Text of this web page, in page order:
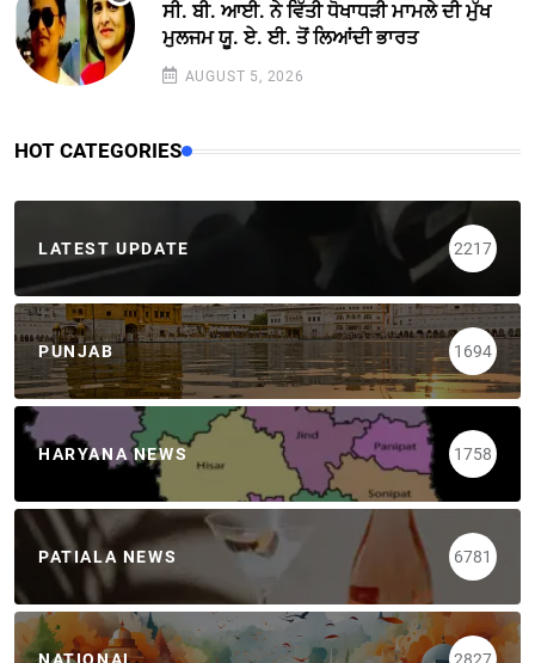
ਸੀ. ਬੀ. ਆਈ. ਨੇ ਵਿੱਤੀ ਧੋਖਾਧੜੀ ਮਾਮਲੇ ਦੀ ਮੁੱਖ
ਮੁਲਜਮ ਯੂ. ਏ. ਈ. ਤੋਂ ਲਿਆਂਦੀ ਭਾਰਤ
AUGUST 5, 2026
HOT CATEGORIES
LATEST UPDATE 2217
PUNJAB 1694
HARYANA NEWS 1758
PATIALA NEWS 6781